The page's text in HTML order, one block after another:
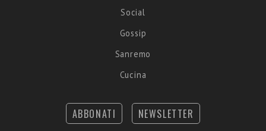
Social
Gossip
Sanremo
Cucina
ABBONATI NEWSLETTER